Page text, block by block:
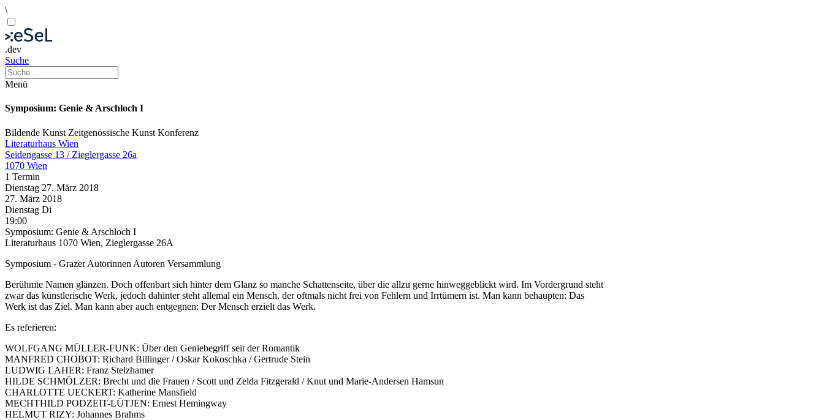
\
.dev
Suche
Menü
Symposium: Genie & Arschloch I
Bildende Kunst Zeitgenössische Kunst Konferenz
Literaturhaus Wien
Seidengasse 13 / Zieglergasse 26a
1070 Wien
1 Termin
Dienstag 27. März 2018
27. März 2018
Dienstag Di
19:00
Symposium: Genie & Arschloch I
Literaturhaus 1070 Wien, Zieglergasse 26A
Symposium - Grazer Autorinnen Autoren Versammlung
Berühmte Namen glänzen. Doch offenbart sich hinter dem Glanz so manche Schattenseite, über die allzu gerne hinweggeblickt wird. Im Vordergrund steht
zwar das künstlerische Werk, jedoch dahinter steht allemal ein Mensch, der oftmals nicht frei von Fehlern und Irrtümern ist. Man kann behaupten: Das
Werk ist das Ziel. Man kann aber auch entgegnen: Der Mensch erzielt das Werk.
Es referieren:
WOLFGANG MÜLLER-FUNK: Über den Geniebegriff seit der Romantik
MANFRED CHOBOT: Richard Billinger / Oskar Kokoschka / Gertrude Stein
LUDWIG LAHER: Franz Stelzhamer
HILDE SCHMÖLZER: Brecht und die Frauen / Scott und Zelda Fitzgerald / Knut und Marie-Andersen Hamsun
CHARLOTTE UECKERT: Katherine Mansfield
MECHTHILD PODZEIT-LÜTJEN: Ernest Hemingway
HELMUT RIZY: Johannes Brahms